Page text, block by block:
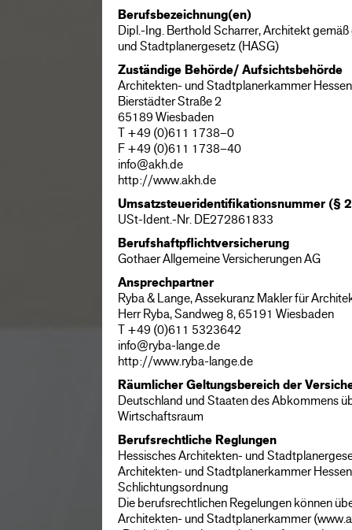
Berufsbezeichnung(en)
Dipl.-Ing. Berthold Scharrer, Architekt
und Stadtplanergesetz (HASG)
Zuständige Behörde/ Aufsichtsbehörde
Architekten- und Stadtplanerkammer Hessen
Bierstädter Straße 2
65189 Wiesbaden
T +49 (0)611 1738–0
F +49 (0)611 1738–40
info@akh.de
http://www.akh.de
Umsatzsteueridentifikationsnummer (§
USt-Ident.-Nr. DE272861833
Berufshaftpflichtversicherung
Gothaer Allgemeine Versicherungen AG
Ansprechpartner
Ryba & Lange, Assekuranz Makler für
Herr Ryba, Sandweg 8, 65191 Wiesbaden
T +49 (0)611 5323642
info@ryba-lange.de
http://www.ryba-lange.de
Räumlicher Geltungsbereich der
Deutschland und Staaten des Abkommens
Wirtschaftsraum
Berufsrechtliche Reglungen
Hessisches Architekten- und
Architekten- und Stadtplanerkammer
Schlichtungsordnung
Die berufsrechtlichen Regelungen können
Architekten- und Stadtplanerkammer